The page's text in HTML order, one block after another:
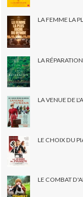
LA FEMME LA
LA
LA VENUE DE
LE CHOIX DU
LE COMBAT